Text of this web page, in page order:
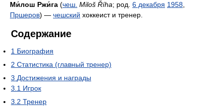
Ми́лош Ржи́га (чеш. Miloš Říha; род. 6 декабря 1958
Пршеров) — чешский хоккеист и тренер.
Содержание
1 Биография
2 Статистика (главный тренер)
3 Достижения и награды
3.1 Игрок
3.2 Тренер